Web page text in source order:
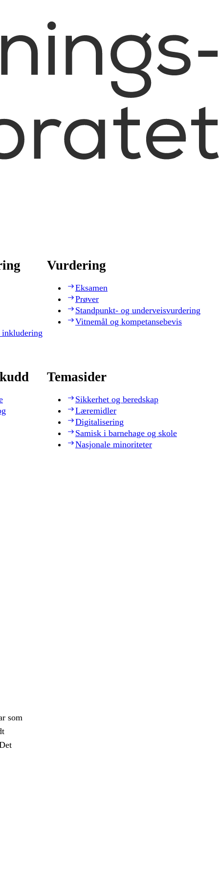
Vurdering
Eksamen
Prøver
Standpunkt- og underveisvurdering
Vitnemål og kompetansebevis
Temasider
Sikkerhet og beredskap
Læremidler
Digitalisering
Samisk i barnehage og skole
Nasjonale minoriteter
som